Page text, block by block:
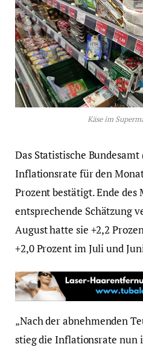
Käse im
Das Statistische
Inflationsrate für den
Prozent bestätigt. Ende des
entsprechende Schätzung
August hatte sie +2,2
+2,0 Prozent im Juli und
„Nach der abnehmenden
stieg die Inflationsrate nun